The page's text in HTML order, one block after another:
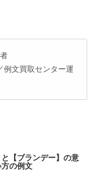
例文買取センター運
と【ブランデー】の意
の例文